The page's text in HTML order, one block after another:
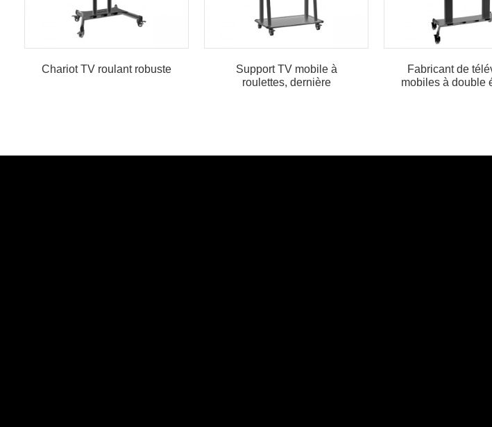
Chariot TV roulant robuste
Support TV mobile à
roulettes, dernière
Fabricant de
mobiles à double